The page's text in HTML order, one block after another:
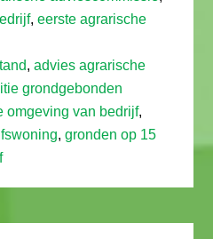
,eerste agrarische
,advies agrarische
grondgebonden
omgeving van bedrijf,
,gronden op 15